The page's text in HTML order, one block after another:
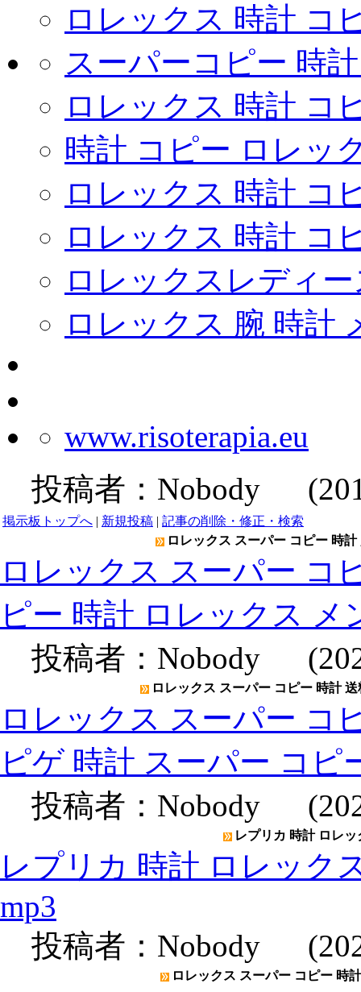
ロレックス 時計 コ
スーパーコピー 時
ロレックス 時計 コ
時計 コピー ロレッ
ロレックス 時計 コ
ロレックス 時計 コ
ロレックスレディ
ロレックス 腕 時計
www.risoterapia.eu
投稿者： Nobody
掲示板トップへ | 新規投稿 | 記事の削除・修正・検索
ロレックス スーパー コピー 時
ロレックス スーパー コ
ピー 時計 ロレックス メ
投稿者： Nobody
ロレックス スーパー コピー 時計
ロレックス スーパー コ
ピゲ 時計 スーパー コピ
投稿者： Nobody
レプリカ 時計 ロレ
レプリカ 時計 ロレック
mp3
投稿者： Nobody
ロレックス スーパー コピー 時